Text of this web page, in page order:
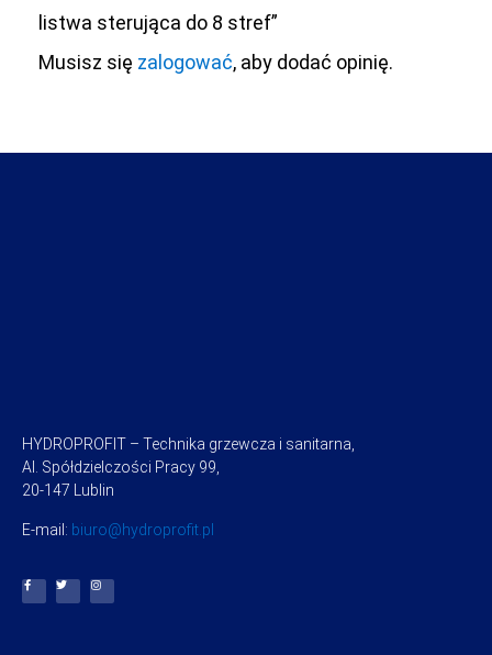
listwa sterująca do 8 stref”
Musisz się zalogować, aby dodać opinię.
HYDROPROFIT – Technika grzewcza i sanitarna,
Al. Spółdzielczości Pracy 99,
20-147 Lublin
E-mail: biuro@hydroprofit.pl